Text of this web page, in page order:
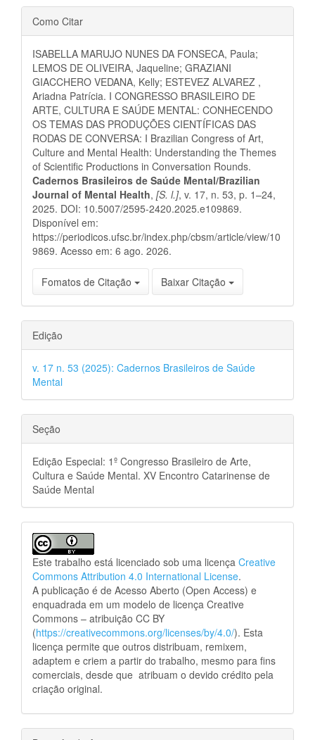
Detalhes
do
artigo
Como Citar
ISABELLA MARUJO NUNES DA FONSECA, Paula;
LEMOS DE OLIVEIRA, Jaqueline; GRAZIANI
GIACCHERO VEDANA, Kelly; ESTEVEZ ALVAREZ ,
Ariadna Patrícia. I CONGRESSO BRASILEIRO DE
ARTE, CULTURA E SAÚDE MENTAL: CONHECENDO
OS TEMAS DAS PRODUÇÕES CIENTÍFICAS DAS
RODAS DE CONVERSA: I Brazilian Congress of Art,
Culture and Mental Health: Understanding the Themes
of Scientific Productions in Conversation Rounds.
Cadernos Brasileiros de Saúde Mental/Brazilian
Journal of Mental Health, [S. l.], v. 17, n. 53, p. 1–24,
2025. DOI: 10.5007/2595-2420.2025.e109869.
Disponível em:
https://periodicos.ufsc.br/index.php/cbsm/article/view/10
9869. Acesso em: 6 ago. 2026.
Fomatos de Citação Baixar Citação
Edição
v. 17 n. 53 (2025): Cadernos Brasileiros de Saúde
Mental
Seção
Edição Especial: 1º Congresso Brasileiro de Arte,
Cultura e Saúde Mental. XV Encontro Catarinense de
Saúde Mental
Este trabalho está licenciado sob uma licença Creative
Commons Attribution 4.0 International License.
A publicação é de Acesso Aberto (Open Access) e
enquadrada em um modelo de licença Creative
Commons – atribuição CC BY
(https://creativecommons.org/licenses/by/4.0/). Esta
licença permite que outros distribuam, remixem,
adaptem e criem a partir do trabalho, mesmo para fins
comerciais, desde que atribuam o devido crédito pela
criação original.